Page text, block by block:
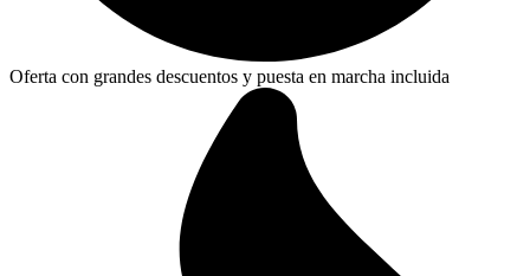
Oferta con grandes descuentos y puesta en marcha incluida